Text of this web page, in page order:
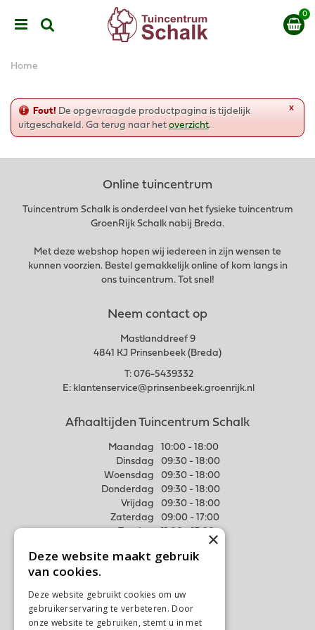
n
Home
x
Fout! De opgevraagde productpagina is tijdelijk
uitgeschakeld. Ga terug naar hetoverzicht.
Online tuincentrum
Tuincentrum Schalk is onderdeel van het fysieke tuincentrum
GroenRijk Schalk nabij Breda.
Met deze webshop hopen wij iedereen in zijn wensen te
kunnen voorzien. Bestel gemakkelijk online of kom langs in
ons tuincentrum. Tot snel!
Neem contact op
Mastlanddreef 9
4841 KJ Prinsenbeek (Breda)
T: 076-5439332
E: klantenservice@prinsenbeek.groenrijk.nl
Afhaaltijden Tuincentrum Schalk
Maandag
10:00 - 18:00
Dinsdag
09:30 - 18:00
Woensdag
09:30 - 18:00
Donderdag
09:30 - 18:00
Vrijdag
09:30 - 18:00
Zaterdag
09:00 - 17:00
Meer weten
Algemene voorwaarden
Privacy Statement
Disclaimer
×
Deze website maakt gebruik
van cookies.
Deze website gebruikt cookies om uw
gebruikerservaring te verbeteren. Door
onze website te gebruiken, stemt u in met